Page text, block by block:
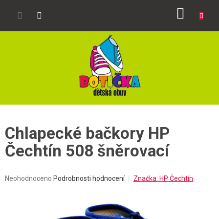
Chlapecké bačkory HP
Čechtín 508 šněrovací
Průměrné
Neohodnoceno Podrobnosti hodnocení Značka: HP Čechtín